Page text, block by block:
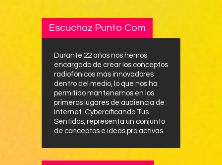
Escuchaz Punto Com
Durante 22 años nos hemos
encargado de crear los conceptos
radiofónicos más innovadores
dentro del medio, lo que nos ha
permitido mantenernos en los
primeros lugares de audiencia de
Internet. Cybercificando Tus
Sentidos, representa un conjunto
de conceptos e ideas pro activas.